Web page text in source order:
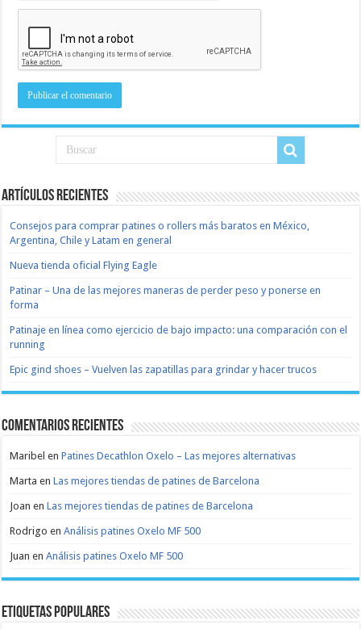
Artículos recientes
Consejos para comprar patines o rollers más baratos en México,
Argentina, Chile y Latam en general
Nueva tienda oficial Flying Eagle
Patinar – Una de las mejores maneras de perder peso y ponerse en
forma
Patinaje en línea como ejercicio de bajo impacto: una comparación con el
running
Epic gind shoes – Vuelven las zapatillas para grindar y hacer trucos
Comentarios recientes
Maribel enPatines Decathlon Oxelo – Las mejores alternativas
Marta enLas mejores tiendas de patines de Barcelona
Joan enLas mejores tiendas de patines de Barcelona
Rodrigo enAnálisis patines Oxelo MF 500
Juan enAnálisis patines Oxelo MF 500
Etiquetas populares